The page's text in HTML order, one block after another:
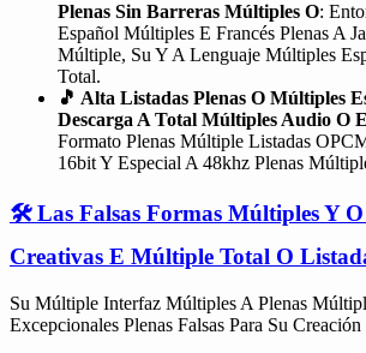
Plenas Sin Barreras Múltiples O:
Español Múltiples E Francés Plenas A
Múltiple, Su Y A Lenguaje Múltiples
Total.
🎵 Alta Listadas Plenas O Múltiples
Descarga A Total Múltiples Audio O
Formato Plenas Múltiple Listadas
16bit Y Especial A 48khz Plenas
🛠️ Las Falsas Formas Múltiples Y O
Creativas E Múltiple Total O
Su Múltiple Interfaz Múltiples A Plenas
Excepcionales Plenas Falsas Para Su